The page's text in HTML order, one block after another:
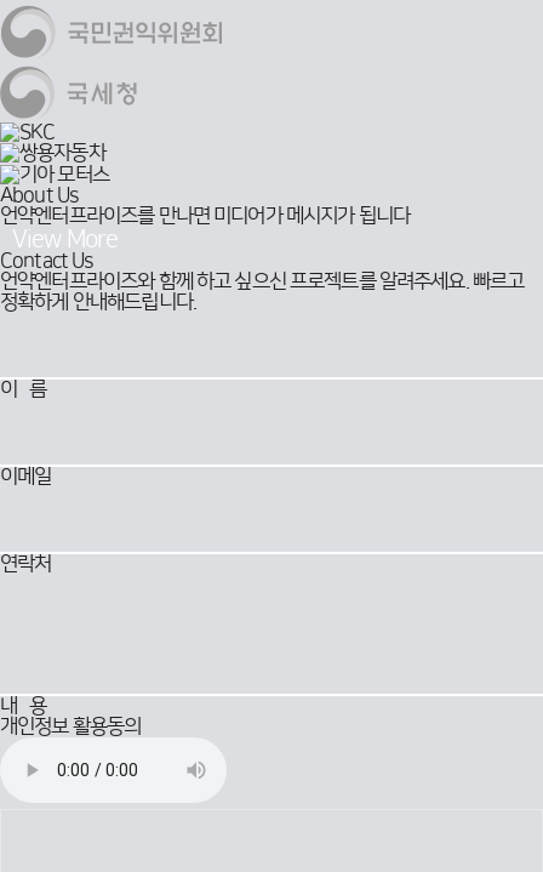
회
사
소
개
About Us
언약엔터프라이즈를 만나면 미디어가 메시지가 됩니다
View More
상
담
문
Contact Us
언약엔터프라이즈와 함께 하고 싶으신 프로젝트를 알려주세요. 빠르고
정확하게 안내해드립니다.
이 름
이메일
연락처
내 용
개인정보 활용동의
자
동
등